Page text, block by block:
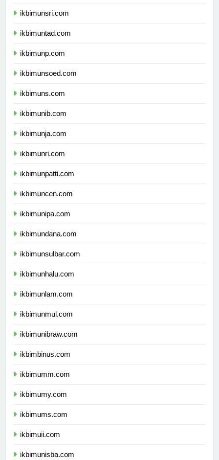
ikbimunsri.com
ikbimuntad.com
ikbimunp.com
ikbimunsoed.com
ikbimuns.com
ikbimunib.com
ikbimunja.com
ikbimunri.com
ikbimunpatti.com
ikbimuncen.com
ikbimunipa.com
ikbimundana.com
ikbimunsulbar.com
ikbimunhalu.com
ikbimunlam.com
ikbimunmul.com
ikbimunibraw.com
ikbimbinus.com
ikbimumm.com
ikbimumy.com
ikbimums.com
ikbimuii.com
ikbimunisba.com